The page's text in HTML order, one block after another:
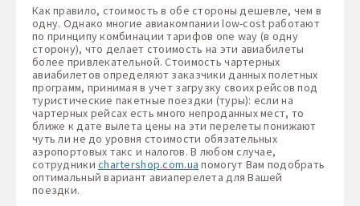
Как правило, стоимость в обе стороны дешевле, чем в
одну. Однако многие авиакомпании low-cost работают
по принципу комбинации тарифов one way (в одну
сторону), что делает стоимость на эти авиабилеты
более привлекательной. Стоимость чартерных
авиабилетов определяют заказчики данных полетных
программ, принимая в учет загрузку своих рейсов под
туристические пакетные поездки (туры): если на
чартерных рейсах есть много непроданных мест, то
ближе к дате вылета цены на эти перелеты понижают
чуть ли не до уровня стоимости обязательных
аэропортовых такс и налогов. В любом случае,
сотрудникиchartershop.com.ua помогут Вам подобрать
оптимальный вариант авиаперелета для Вашей
поездки.